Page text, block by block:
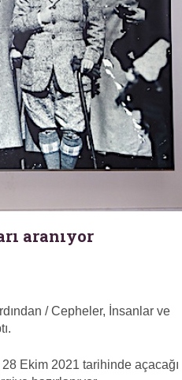
aranıyor
/ Cepheler, İnsanlar ve
Ekim 2021 tarihinde açacağı